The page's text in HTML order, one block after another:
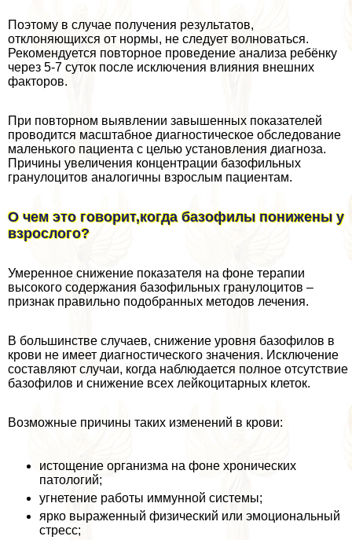
Поэтому в случае получения результатов,
отклоняющихся от нормы, не следует волноваться.
Рекомендуется повторное проведение анализа ребёнку
через 5-7 суток после исключения влияния внешних
факторов.
При повторном выявлении завышенных показателей
проводится масштабное диагностическое обследование
маленького пациента с целью установления диагноза.
Причины увеличения концентрации базофильных
гранулоцитов аналогичны взрослым пациентам.
О чем это говорит,когда базофилы понижены у
взрослого?
Умеренное снижение показателя на фоне терапии
высокого содержания базофильных гранулоцитов –
признак правильно подобранных методов лечения.
В большинстве случаев, снижение уровня базофилов в
крови не имеет диагностического значения. Исключение
составляют случаи, когда наблюдается полное отсутствие
базофилов и снижение всех лейкоцитарных клеток.
Возможные причины таких изменений в крови:
истощение организма на фоне хронических
патологий;
угнетение работы иммунной системы;
ярко выраженный физический или эмоциональный
стресс;